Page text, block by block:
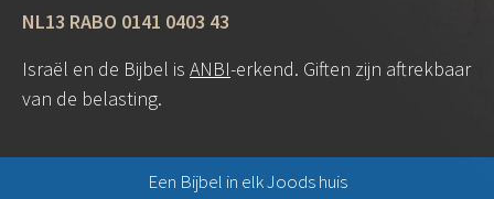
NL13 RABO 0141 0403 43
Israël en de Bijbel is ANBI-erkend. Giften zijn aftrekbaar
van de belasting.
Een Bijbel in elk Joods huis